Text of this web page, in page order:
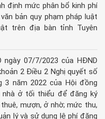
định mức phân bổ kinh phí
bản quy phạm pháp luật
trên địa bàn tỉnh Tuyên
ngày 07/7/2023 của HĐND
2 Điều 2 Nghị quyết số
3 năm 2022 của Hội đồng
ở tối thiểu để đăng ký
mượn, ở nhờ; mức thu,
lý và sử dụng lệ phí đăng